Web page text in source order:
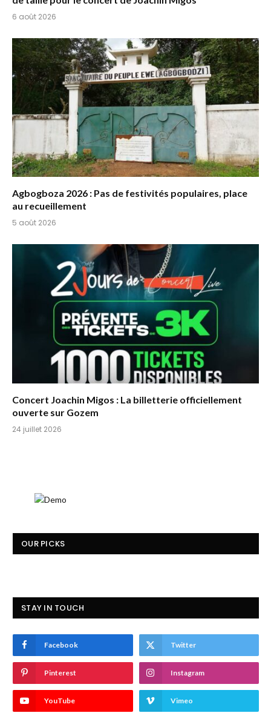
6 août 2026
Agbogboza 2026 : Pas de festivités populaires, place
au recueillement
5 août 2026
Concert Joachin Migos : La billetterie officiellement
ouverte sur Gozem
24 juillet 2026
OUR PICKS
STAY IN TOUCH
Facebook Twitter
Pinterest Instagram
YouTube Vimeo